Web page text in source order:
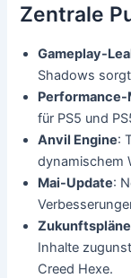
Zentrale
Gameplay-
Shadows
Performance-
für PS5 und
Anvil Engine:
dynamischem
Mai-Update:
Zukunftspläne
Inhalte
Creed Hexe.